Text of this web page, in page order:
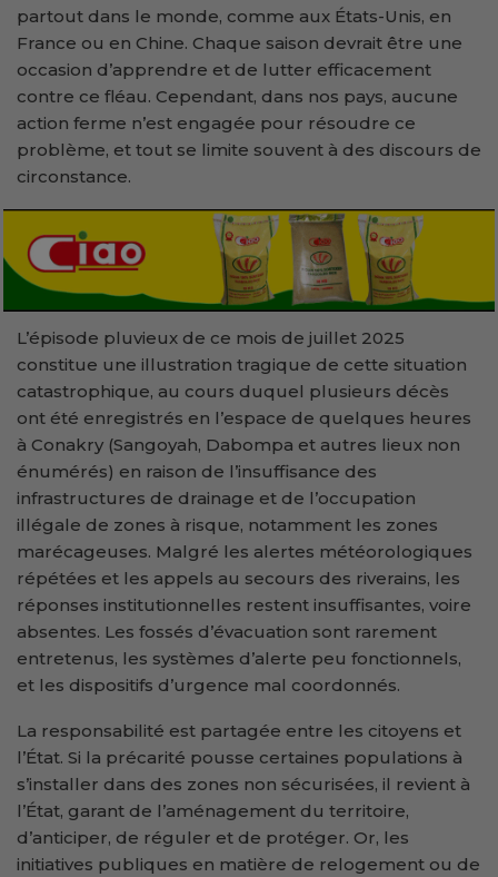
partout dans le monde, comme aux États-Unis, en
France ou en Chine. Chaque saison devrait être une
occasion d’apprendre et de lutter efficacement
contre ce fléau. Cependant, dans nos pays, aucune
action ferme n’est engagée pour résoudre ce
problème, et tout se limite souvent à des discours de
circonstance.
L’épisode pluvieux de ce mois de juillet 2025
constitue une illustration tragique de cette situation
catastrophique, au cours duquel plusieurs décès
ont été enregistrés en l’espace de quelques heures
à Conakry (Sangoyah, Dabompa et autres lieux non
énumérés) en raison de l’insuffisance des
infrastructures de drainage et de l’occupation
illégale de zones à risque, notamment les zones
marécageuses. Malgré les alertes météorologiques
répétées et les appels au secours des riverains, les
réponses institutionnelles restent insuffisantes, voire
absentes. Les fossés d’évacuation sont rarement
entretenus, les systèmes d’alerte peu fonctionnels,
et les dispositifs d’urgence mal coordonnés.
La responsabilité est partagée entre les citoyens et
l’État. Si la précarité pousse certaines populations à
s’installer dans des zones non sécurisées, il revient à
l’État, garant de l’aménagement du territoire,
d’anticiper, de réguler et de protéger. Or, les
initiatives publiques en matière de relogement ou de